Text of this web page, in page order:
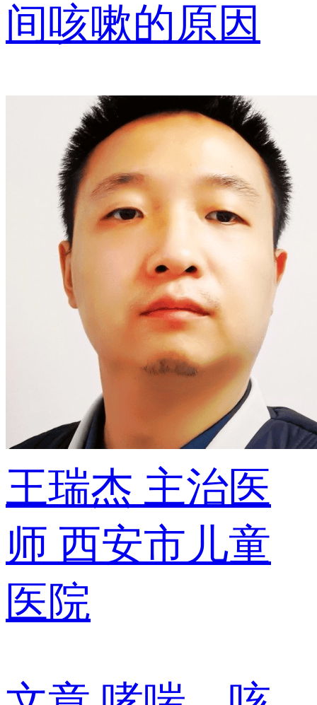
间咳嗽的原因
王瑞杰 主治医
师 西安市儿童
医院